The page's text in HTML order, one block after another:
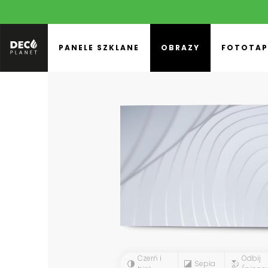
PANELE SZKLANE OBRAZY
Czerń i
Sepia
Odbij